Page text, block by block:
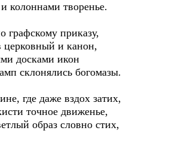
колоннами творенье.
приказу,
и канон,
досками икон
склонялись богомазы.
где даже вздох затих,
точное движенье,
образ словно стих,